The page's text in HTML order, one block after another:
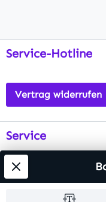
Service-Hotline
Vertrag widerrufen
Service
Info